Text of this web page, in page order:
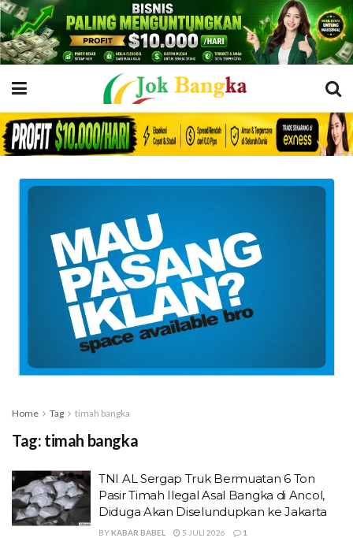
Home Tag timah bangka
Tag: timah bangka
TNI AL Sergap Truk Bermuatan 6 Ton
Pasir Timah Ilegal Asal Bangka di Ancol,
Diduga Akan Diselundupkan ke Jakarta
BY KABAR BABEL 5 JULI 2026 1